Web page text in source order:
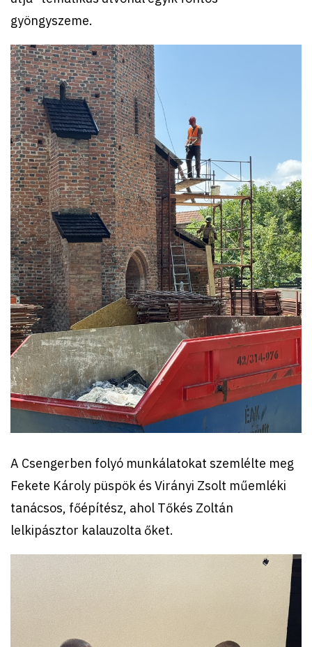
gyöngyszeme.
A Csengerben folyó munkálatokat szemlélte meg
Fekete Károly püspök és Virányi Zsolt műemléki
tanácsos, főépítész, ahol Tőkés Zoltán
lelkipásztor kalauzolta őket.